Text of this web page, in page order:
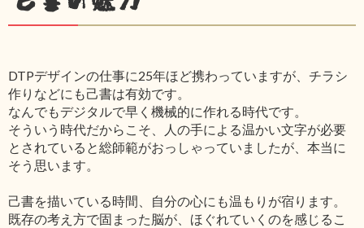
DTPデザインの仕事に25年ほど携わっていますが、チラシ
作りなどにも己書は有効です。
なんでもデジタルで早く機械的に作れる時代です。
そういう時代だからこそ、人の手による温かい文字が必要
とされていると総師範がおっしゃっていましたが、本当に
そう思います。
己書を描いている時間、自分の心にも温もりが宿ります。
既存の考え方で固まった脳が、ほぐれていくのを感じるこ